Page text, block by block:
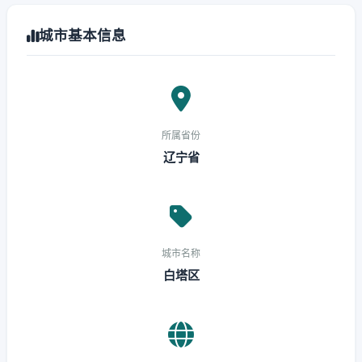
城市基本信息
所属省份
辽宁省
城市名称
白塔区